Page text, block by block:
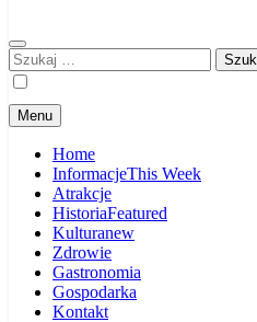
Szukaj:
Menu
Home
InformacjeThis Week
Atrakcje
HistoriaFeatured
Kulturanew
Zdrowie
Gastronomia
Gospodarka
Kontakt